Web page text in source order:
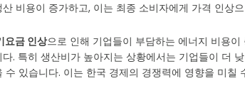
산 비용이 증가하고, 이는 최종 소비자에게 가격 인상
요금 인상으로 인해 기업들이 부담하는 에너지 비용
다. 특히 생산비가 높아지는 상황에서는 기업들이 더
수 있습니다. 이는 한국 경제의 경쟁력에 영향을 미칠